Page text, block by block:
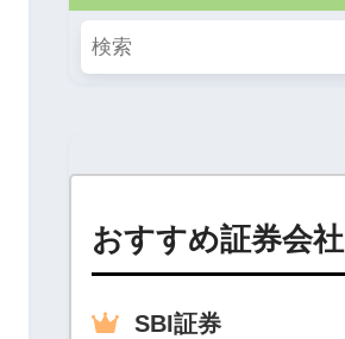
おすすめ証券会社
SBI証券